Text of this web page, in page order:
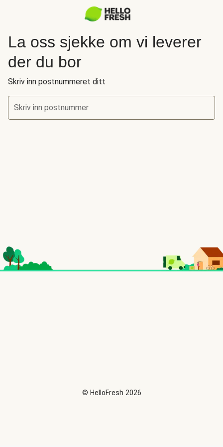
La oss sjekke om vi leverer
der du bor
Skriv inn postnummeret ditt
Skriv inn postnummer
© HelloFresh 2026